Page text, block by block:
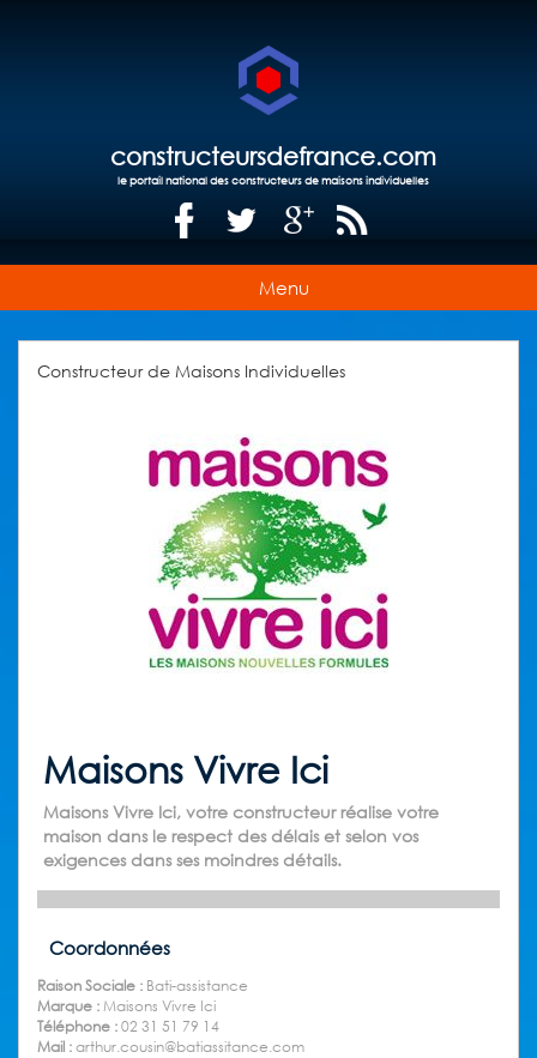
constructeursdefrance.com
le portail national des constructeurs de maisons individuelles
Menu
Constructeur de Maisons Individuelles
Maisons Vivre Ici
Maisons Vivre Ici, votre constructeur réalise votre
maison dans le respect des délais et selon vos
exigences dans ses moindres détails.
Coordonnées
Raison Sociale : Bati-assistance
Marque :Maisons Vivre Ici
Téléphone :02 31 51 79 14
Mail :arthur.cousin@batiassitance.com